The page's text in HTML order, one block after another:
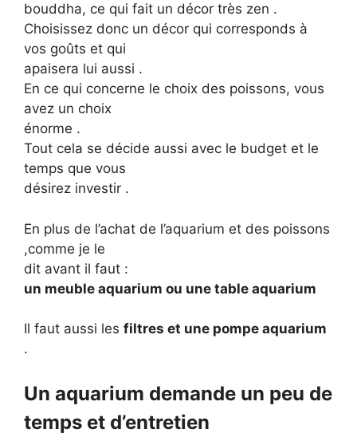
bouddha, ce qui fait un décor très zen .
Choisissez donc un décor qui corresponds à
vos goûts et qui
apaisera lui aussi .
En ce qui concerne le choix des poissons, vous
avez un choix
énorme .
Tout cela se décide aussi avec le budget et le
temps que vous
désirez investir .
En plus de l’achat de l’aquarium et des poissons
,comme je le
dit avant il faut :
un meuble aquarium ou une table aquarium
Il faut aussi les filtres et une pompe aquarium
.
Un aquarium demande un peu de
temps et d’entretien